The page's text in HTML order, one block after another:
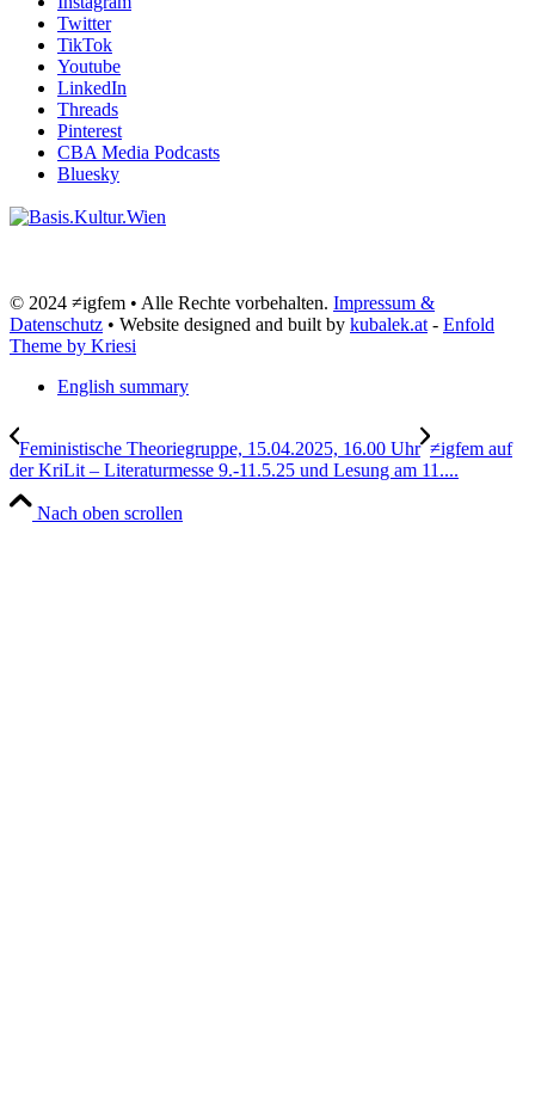
Twitter
TikTok
Youtube
LinkedIn
Threads
Pinterest
CBA Media Podcasts
Bluesky
© 2024 ≠igfem • Alle Rechte vorbehalten. Impressum &
Datenschutz • Website designed and built by kubalek.at - Enfold
Theme by Kriesi
English summary
Feministische Theoriegruppe, 15.04.2025, 16.00 Uhr ≠igfem auf
der KriLit – Literaturmesse 9.-11.5.25 und Lesung am 11....
Nach oben scrollen